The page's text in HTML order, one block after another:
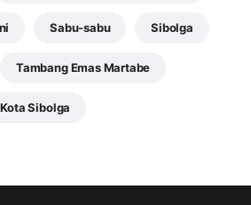
Sabu-sabu Sibolga
Tambang Emas Martabe
Sibolga